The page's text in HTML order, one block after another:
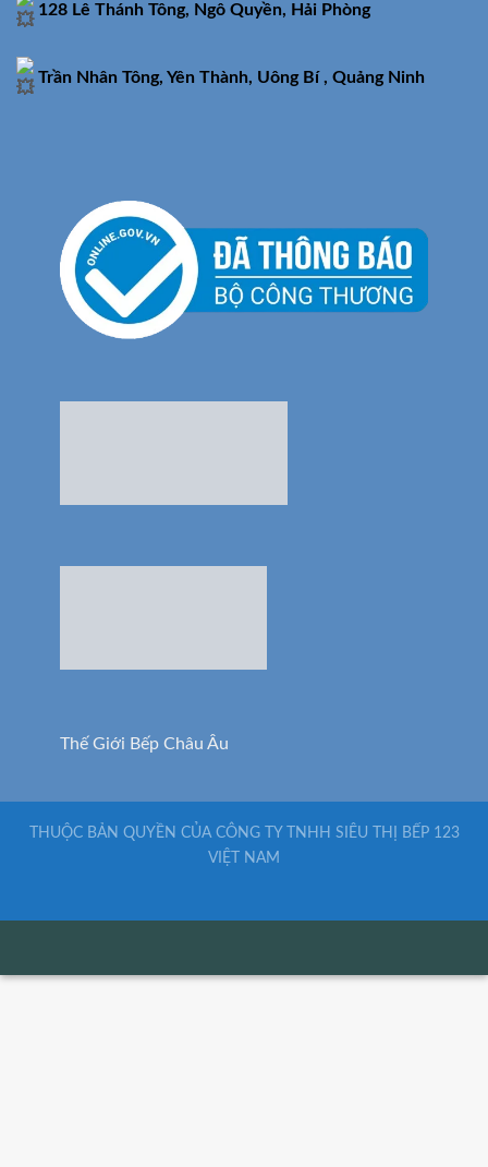
128 Lê Thánh Tông, Ngô Quyền, Hải Phòng
Trần Nhân Tông, Yên Thành, Uông Bí , Quảng Ninh